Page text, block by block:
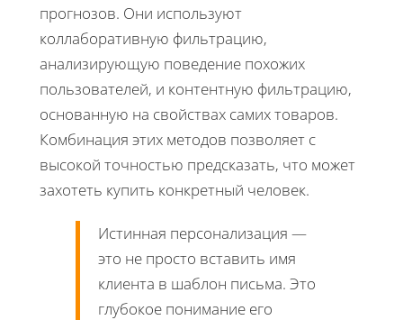
прогнозов. Они используют
коллаборативную фильтрацию,
анализирующую поведение похожих
пользователей, и контентную фильтрацию,
основанную на свойствах самих товаров.
Комбинация этих методов позволяет с
высокой точностью предсказать, что может
захотеть купить конкретный человек.
Истинная персонализация —
это не просто вставить имя
клиента в шаблон письма. Это
глубокое понимание его